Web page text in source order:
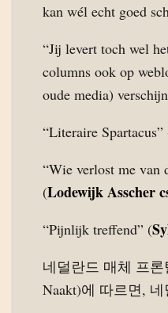
kan wél echt goed
“Jij levert toch wel
columns ook op
oude media)
“Literaire Spartacus”
“Wie verlost me van
(Lodewijk Asscher
“Pijnlijk treffend” (
네덜란드 매체 프론
Naakt)에 따르면,